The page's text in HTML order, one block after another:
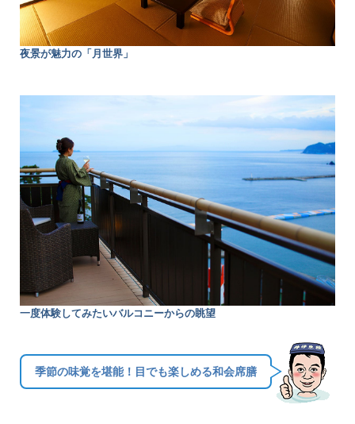
夜景が魅力の「月世界」
一度体験してみたいバルコニーからの眺望
季節の味覚を堪能！目でも楽しめる和会席膳